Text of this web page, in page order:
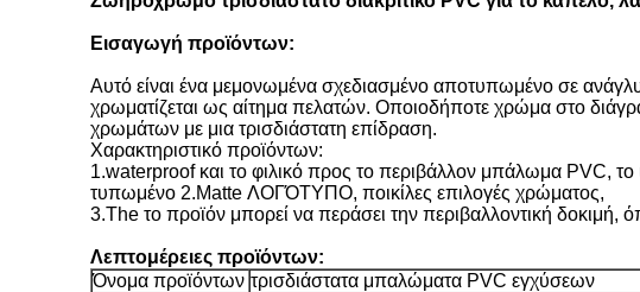
Εισαγωγή προϊόντων:
Αυτό είναι ένα μεμονωμένα σχεδιασμένο αποτυπωμένο σε
χρωματίζεται ως αίτημα πελατών. Οποιοδήποτε χρώμα στο
χρωμάτων με μια τρισδιάστατη επίδραση.
Χαρακτηριστικό προϊόντων:
1.waterproof και το φιλικό προς το περιβάλλον μπάλωμα PVC,
τυπωμένο 2.Matte ΛΟΓΌΤΥΠΟ, ποικίλες επιλογές χρώματος,
3.The το προϊόν μπορεί να περάσει την περιβαλλοντική δοκιμή,
Λεπτομέρειες προϊόντων:
Όνομα προϊόντων τρισδιάστατα μπαλώματα PVC εγχύσεων